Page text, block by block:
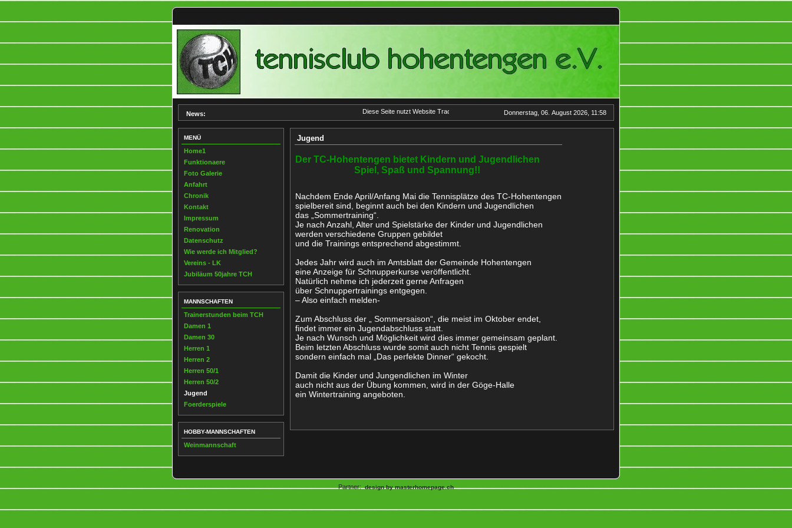
News: Diese Seite nutzt Website Tracking-Technologien von Dritten, um ihre Dienste anzubieten, stetig zu verbessern und Werbung entsprechend der
Donnerstag, 06. August 2026, 11:58
MENÜ
Home1
Funktionaere
Foto Galerie
Anfahrt
Chronik
Kontakt
Impressum
Renovation
Datenschutz
Wie werde ich Mitglied?
Vereins - LK
Jubiläum 50jahre TCH
MANNSCHAFTEN
Trainerstunden beim TCH
Damen 1
Damen 30
Herren 1
Herren 2
Herren 50/1
Herren 50/2
Jugend
Foerderspiele
HOBBY-MANNSCHAFTEN
Weinmannschaft
Jugend
Der TC-Hohentengen bietet Kindern und Jugendlichen
Spiel, Spaß und Spannung!!
Nachdem Ende April/Anfang Mai die Tennisplätze des TC-Hohentengen
spielbereit sind, beginnt auch bei den Kindern und Jugendlichen
das „Sommertraining“.
Je nach Anzahl, Alter und Spielstärke der Kinder und Jugendlichen
werden verschiedene Gruppen gebildet
und die Trainings entsprechend abgestimmt.
Jedes Jahr wird auch im Amtsblatt der Gemeinde Hohentengen
eine Anzeige für Schnupperkurse veröffentlicht.
Natürlich nehme ich jederzeit gerne Anfragen
über Schnuppertrainings entgegen.
– Also einfach melden-
Zum Abschluss der „ Sommersaison“, die meist im Oktober endet,
findet immer ein Jugendabschluss statt.
Je nach Wunsch und Möglichkeit wird dies immer gemeinsam geplant.
Beim letzten Abschluss wurde somit auch nicht Tennis gespielt
sondern einfach mal „Das perfekte Dinner“ gekocht.
Damit die Kinder und Jungendlichen im Winter
auch nicht aus der Übung kommen, wird in der Göge-Halle
ein Wintertraining angeboten.
Partner:design by masterhomepage.ch